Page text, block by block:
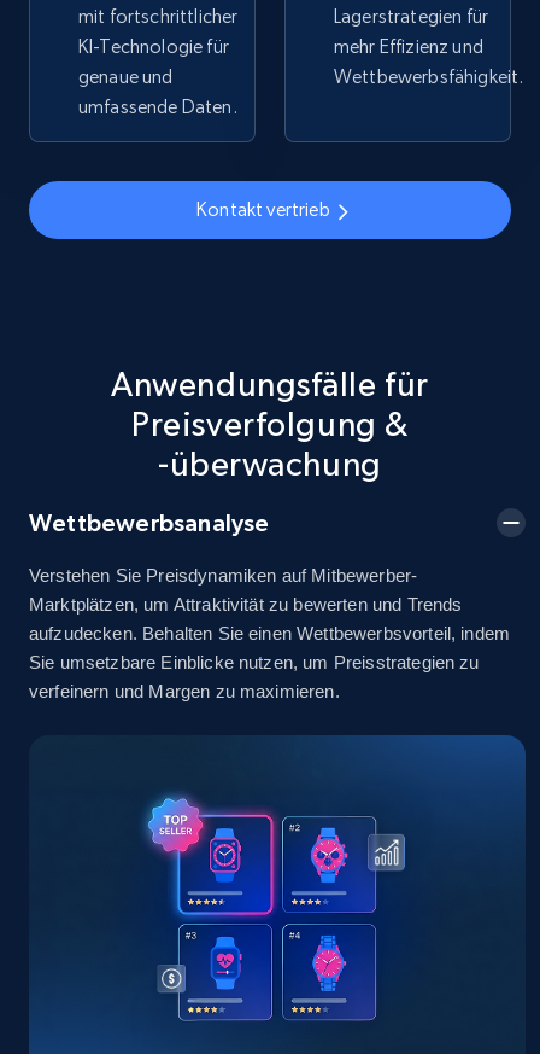
5.4K+ 668+ Jetzt anfangen
price, Final price, Discount percent, and more.
Amazon sellers info
Seller id, URL, Seller name, Description, Detailed
info, Stars, Feedbacks, Return policy, and more.
2.5K+ 378+
eBay
URL, Product id, Title, Seller name, Seller rating,
359+
eBay - Gather data on products using
specified keywords
URL, Product id, Title, Seller name, Seller rating,
Seller reviews, Breadcrumbs, Root category, and
mit fortschrittlicher
KI-Technologie für
genaue und
umfassende Daten.
Lagerstrategien für
mehr Effizienz und
Wettbewerbsfähigkeit.
Kontakt vertrieb
Anwendungsfälle für
Preisverfolgung &
-überwachung
Wettbewerbsanalyse
Verstehen Sie Preisdynamiken auf Mitbewerber-
Marktplätzen, um Attraktivität zu bewerten und Trends
aufzudecken. Behalten Sie einen Wettbewerbsvorteil, indem
Sie umsetzbare Einblicke nutzen, um Preisstrategien zu
verfeinern und Margen zu maximieren.